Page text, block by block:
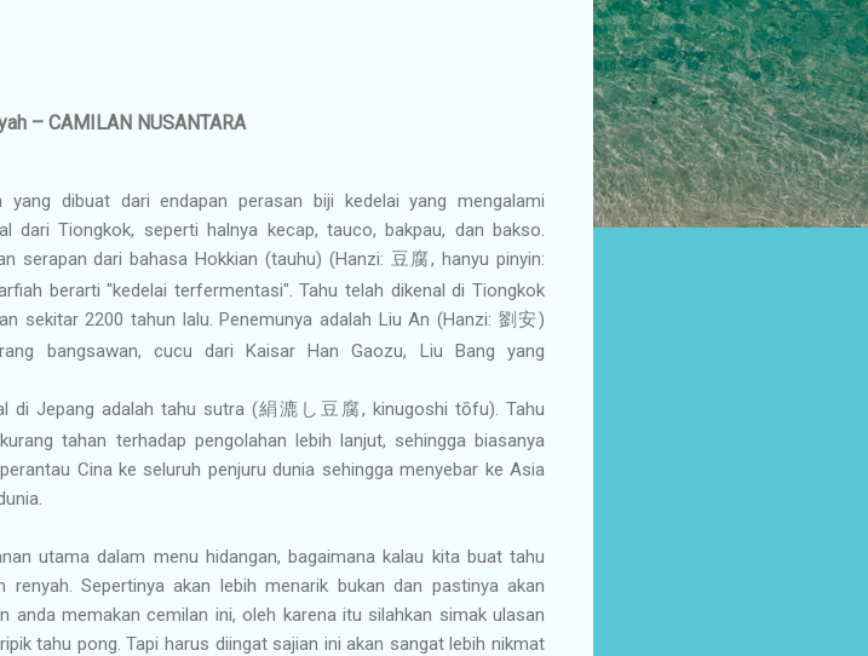
– CAMILAN NUSANTARA
yang dibuat dari endapan perasan biji kedelai yang mengalami
dari Tiongkok, seperti halnya kecap, tauco, bakpau, dan bakso.
serapan dari bahasa Hokkian (tauhu) (Hanzi: 豆腐, hanyu pinyin:
berarti "kedelai terfermentasi". Tahu telah dikenal di Tiongkok
sekitar 2200 tahun lalu. Penemunya adalah Liu An (Hanzi: 劉安 )
bangsawan, cucu dari Kaisar Han Gaozu, Liu Bang yang
di Jepang adalah tahu sutra (絹漉し豆腐, kinugoshi tōfu). Tahu
tahan terhadap pengolahan lebih lanjut, sehingga biasanya
Cina ke seluruh penjuru dunia sehingga menyebar ke Asia
utama dalam menu hidangan, bagaimana kalau kita buat tahu
Sepertinya akan lebih menarik bukan dan pastinya akan
anda memakan cemilan ini, oleh karena itu silahkan simak ulasan
tahu pong. Tapi harus diingat sajian ini akan sangat lebih nikmat